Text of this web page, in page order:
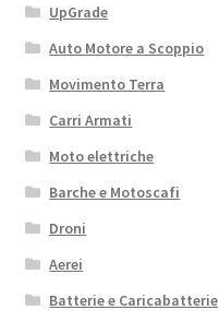
UpGrade
Auto Motore a Scoppio
Movimento Terra
Carri Armati
Moto elettriche
Barche e Motoscafi
Droni
Aerei
Batterie e Caricabatterie